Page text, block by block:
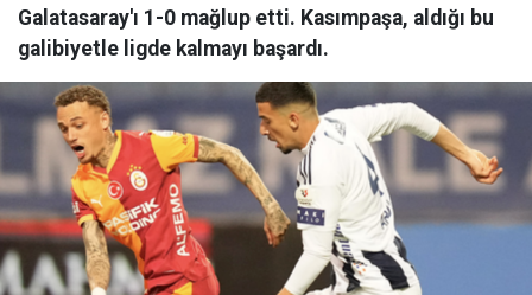
Galatasaray'ı 1-0 mağlup etti. Kasımpaşa, aldığı bu
galibiyetle ligde kalmayı başardı.